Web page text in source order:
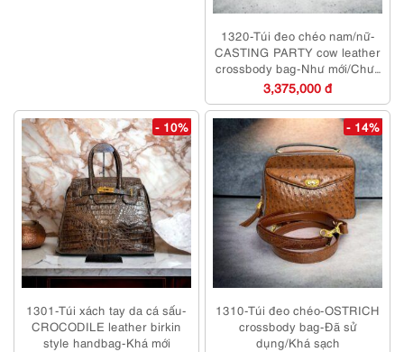
1320-Túi đeo chéo nam/nữ-
CASTING PARTY cow leather
crossbody bag-Như mới/Chưa
sử dụng
3,375,000 đ
- 10%
1301-Túi xách tay da cá sấu-
CROCODILE leather birkin
style handbag-Khá mới
- 14%
1310-Túi đeo chéo-OSTRICH
crossbody bag-Đã sử
dụng/Khá sạch